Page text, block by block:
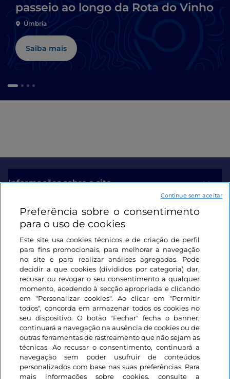
passeio ao longo da Rota do Vinho
Úmbria
Saiba mais
Informações sobre o site
Ligações úteis
Iniciar sessão
Mantenha-se em contacto
Preferência sobre o consentimento
para o uso de cookies
Este site usa cookies técnicos e de criação de perfil
para fins promocionais, para melhorar a navegação
no site e para realizar análises agregadas. Pode
decidir a que cookies (divididos por categoria) dar,
recusar ou revogar o seu consentimento a qualquer
momento, acedendo à secção apropriada e clicando
em "Personalizar cookies". Ao clicar em "Permitir
todos", concorda em armazenar todos os cookies no
seu dispositivo. O botão "Fechar" fecha o banner;
continuará a navegação na ausência de cookies ou de
outras ferramentas de rastreamento que não sejam as
técnicas. Ao recusar o consentimento, continuará a
navegação sem poder usufruir de conteúdos
personalizados com base nas suas preferências. Para
mais informações sobre cookies, consulte a
Continue sem aceitar